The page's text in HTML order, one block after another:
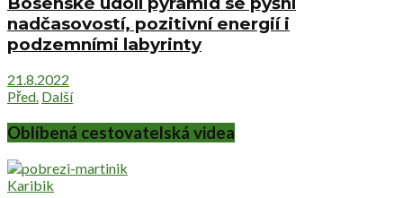
nadčasovostí, pozitivní energií i
podzemními labyrinty
21.8.2022
Před. Další
Oblíbená cestovatelská videa
Karibik